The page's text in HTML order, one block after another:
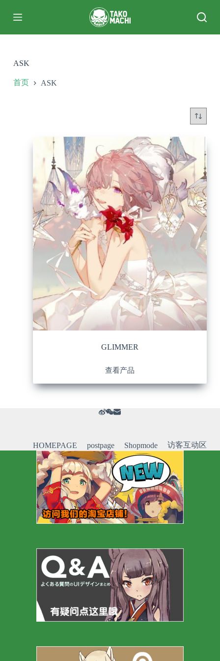
过
ASK
首页 ASK
GLIMMER
查看产品
HOMEPAGE postpage Shopmode 访客互动区